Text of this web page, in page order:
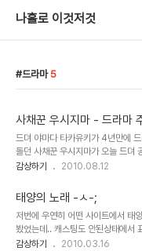
나홀로 이것저것
드라마 5
사채꾼 우시지마 - 드라마
드뎌 야마다 타카유키가 4년만에
돌던 사채꾼 우시지마가 오늘 드뎌
론.. 감격의 눙무리 ㅠㅠㅠㅠㅠㅠㅠ
내용도 그렇고.. 19금도 많이 나올
ㅋ 야베 쿄스케는 카우카우 파이넌
http://www.sanspo.com/
0504009-n2.htm 영화 「전차남」
을 외치다」등의 주연으로 알려진
감상하기 2010.08.12
태양의 노래 -ㅅ-;
저번에 우연히 어떤 사이트에서 태
봤었는데.. 캐스팅도 안된상태에서
연;;; (소시팬한테 칼맞을 소리지만)
감상하기 2010.03.16